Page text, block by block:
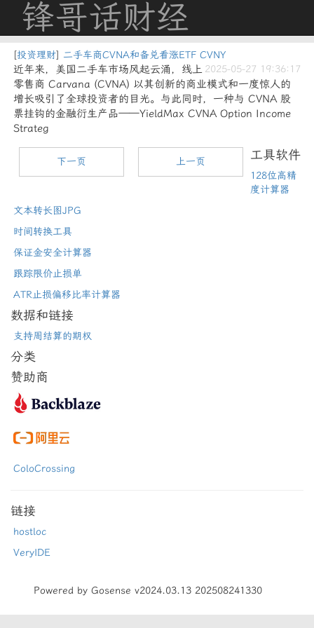
锋哥话财经
[投资理财] 二手车商CVNA和备兑看涨ETF CVNY
2025-05-27 19:36:17
近年来，美国二手车市场风起云涌，线上
零售商 Carvana (CVNA) 以其创新的商业模式和一度惊人的
增长吸引了全球投资者的目光。与此同时，一种与 CVNA 股
票挂钩的金融衍生产品——YieldMax CVNA Option Income
Strateg
下一页 上一页 工具软件
128位高精
度计算器
文本转长图JPG
时间转换工具
保证金安全计算器
跟踪限价止损单
ATR止损偏移比率计算器
数据和链接
支持周结算的期权
分类
赞助商
ColoCrossing
链接
hostloc
VeryIDE
Powered by Gosense v2024.03.13 202508241330